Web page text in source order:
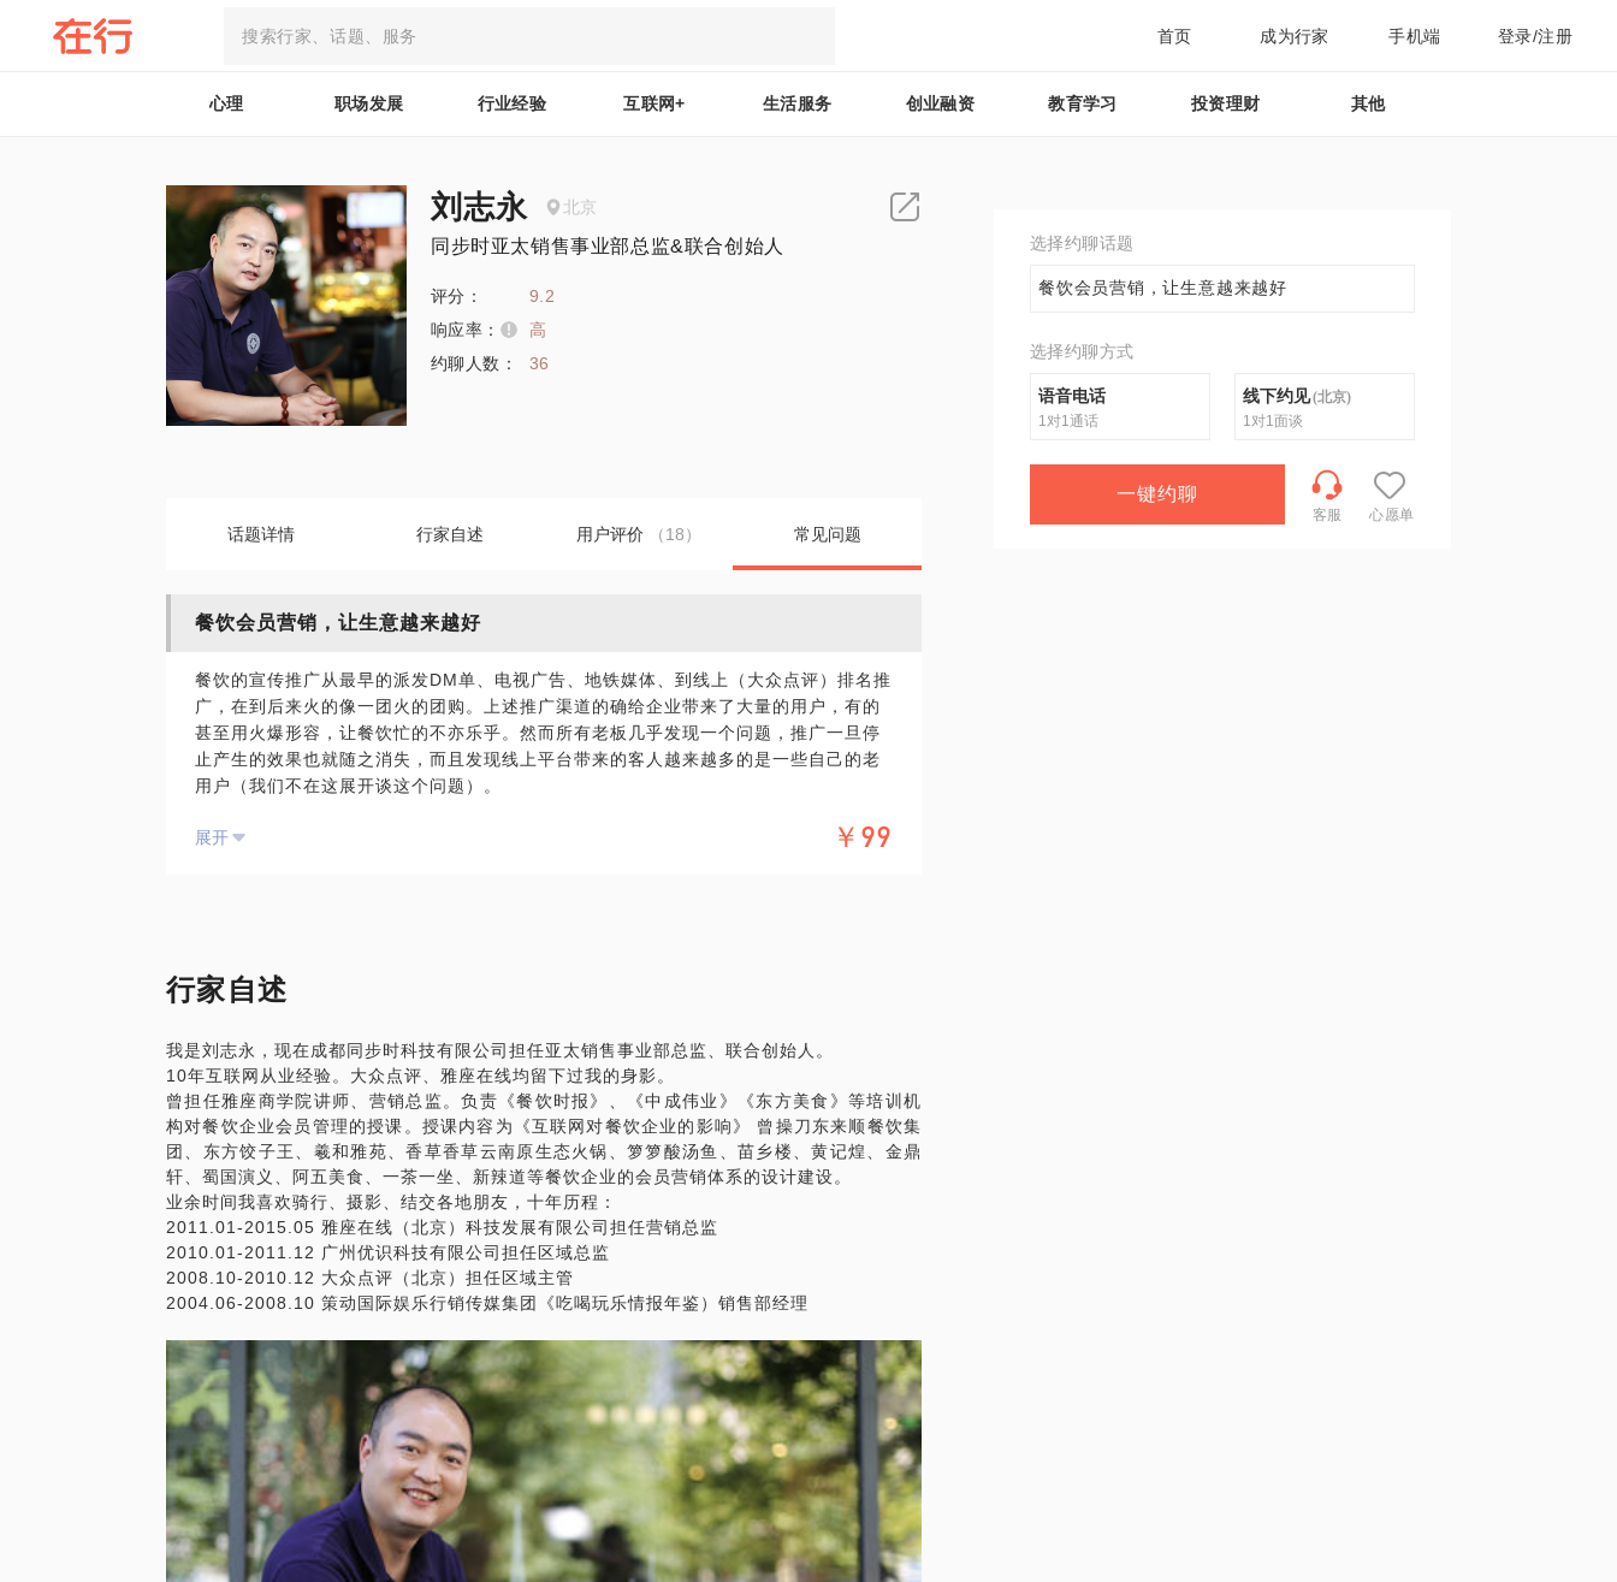
首页 成为行家 手机端 登录/注册
心理 职场发展 行业经验 互联网+ 生活服务 创业融资 教育学习 投资理财 其他
刘志永 北京
同步时亚太销售事业部总监&联合创始人
评分：
9.2
响应率：
高
约聊人数：
36
话题详情 行家自述 用户评价 （18） 常见问题
餐饮会员营销，让生意越来越好
餐饮的宣传推广从最早的派发DM单、电视广告、地铁媒体、到线上（大众点评）排名推
广，在到后来火的像一团火的团购。上述推广渠道的确给企业带来了大量的用户，有的
甚至用火爆形容，让餐饮忙的不亦乐乎。然而所有老板几乎发现一个问题，推广一旦停
止产生的效果也就随之消失，而且发现线上平台带来的客人越来越多的是一些自己的老
用户（我们不在这展开谈这个问题）。
我们研究如何通过自身的修炼让自己在营销方面变得更强大。所有线上媒体在忽悠餐饮
我们为什么不把这些数据掌握在自己手里？
有人问掌握这些数据有什么用？
你的客人每天都在流失，谁在流失你知道吗？
谁是你的优质客人、谁连续两个月没来就餐了？
你的客人叫什么，平均多久来一次？
如果你回答不了以上，说明你没有管理客户的思维，没有花时间在维护客户、关怀消费
者身上......
如果你觉得管理客户有价值，那么如何收集用户信息，提高客户的到店频次、增加客户
的满意度，让生意好坏掌握在自己手里而不在依赖任何第三方或听天由命。
会员营销绝对是你值得研究的一项课题。
展开 ￥99
行家自述
我是刘志永，现在成都同步时科技有限公司担任亚太销售事业部总监、联合创始人。
10年互联网从业经验。大众点评、雅座在线均留下过我的身影。
曾担任雅座商学院讲师、营销总监。负责《餐饮时报》、《中成伟业》《东方美食》等培训机
构对餐饮企业会员管理的授课。授课内容为《互联网对餐饮企业的影响》 曾操刀东来顺餐饮集
团、东方饺子王、羲和雅苑、香草香草云南原生态火锅、箩箩酸汤鱼、苗乡楼、黄记煌、金鼎
轩、蜀国演义、阿五美食、一茶一坐、新辣道等餐饮企业的会员营销体系的设计建设。
业余时间我喜欢骑行、摄影、结交各地朋友，十年历程：
2011.01-2015.05 雅座在线（北京）科技发展有限公司担任营销总监
2010.01-2011.12 广州优识科技有限公司担任区域总监
2008.10-2010.12 大众点评（北京）担任区域主管
2004.06-2008.10 策动国际娱乐行销传媒集团《吃喝玩乐情报年鉴）销售部经理
选择约聊话题
餐饮会员营销，让生意越来越好
选择约聊方式
语音电话
1对1通话
线下约见(北京)
1对1面谈
一键约聊
客服 心愿单